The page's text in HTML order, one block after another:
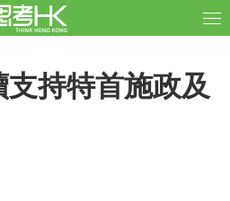
持特首施政及